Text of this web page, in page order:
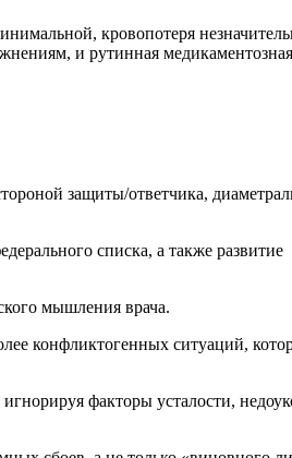
кровопотеря
и рутинная
защиты/ответчика,
списка, а также развитие
мышления врача.
конфликтогенных ситуаций,
факторы усталости,